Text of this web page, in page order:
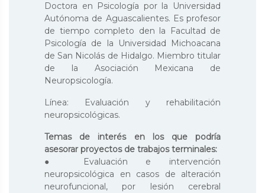
Doctora en Psicología por la Universidad
Autónoma de Aguascalientes. Es profesor
de tiempo completo den la Facultad de
Psicología de la Universidad Michoacana
de San Nicolás de Hidalgo. Miembro titular
de la Asociación Mexicana de
Neuropsicología.
Línea: Evaluación y rehabilitación
neuropsicológicas.
Temas de interés en los que podría
asesorar proyectos de trabajos terminales:
● Evaluación e intervención
neuropsicológica en casos de alteración
neurofuncional, por lesión cerebral